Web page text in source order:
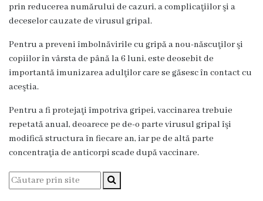
prin reducerea numărului de cazuri, a complicaţiilor şi a
deceselor cauzate de virusul gripal.
Pentru a preveni îmbolnăvirile cu gripă a nou-născuţilor şi
copiilor în vârsta de până la 6 luni, este deosebit de
importantă imunizarea adulţilor care se găsesc în contact cu
aceştia.
Pentru a fi protejaţi împotriva gripei, vaccinarea trebuie
repetată anual, deoarece pe de-o parte virusul gripal îşi
modifică structura în fiecare an, iar pe de altă parte
concentraţia de anticorpi scade după vaccinare.